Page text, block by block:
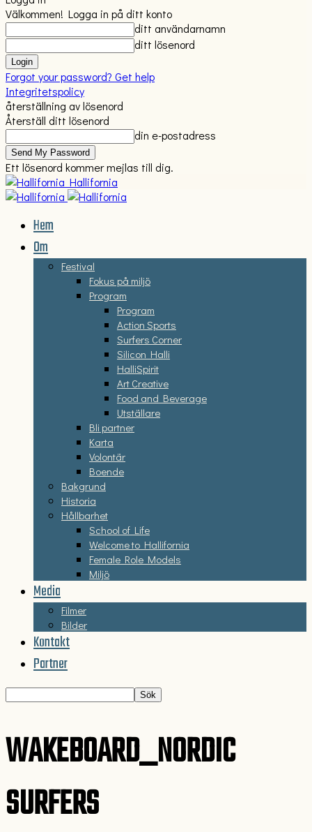
Välkommen! Logga in på ditt konto
ditt användarnamn
ditt lösenord
Forgot your password? Get help
Integritetspolicy
återställning av lösenord
Återställ ditt lösenord
din e-postadress
Ett lösenord kommer mejlas till dig.
Hallifornia
Hem
Om
Festival
Fokus på miljö
Program
Program
Action Sports
Surfers Corner
Silicon Halli
HalliSpirit
Art Creative
Food and Beverage
Utställare
Bli partner
Karta
Volontär
Boende
Bakgrund
Historia
Hållbarhet
School of Life
Welcome to Hallifornia
Female Role Models
Miljö
Media
Filmer
Bilder
Kontakt
Partner
WAKEBOARD_NORDIC
SURFERS